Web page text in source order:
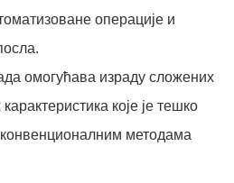
операције и
омогућава израду сложених
које је тешко
методама